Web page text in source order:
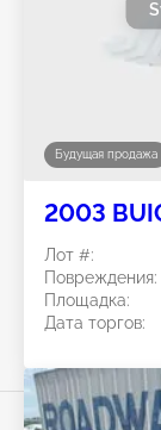
Будущая продажа
2003
Лот #:
Повреждения:
Площадка:
Дата торгов: